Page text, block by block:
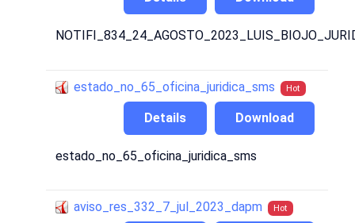
estado_no_65_oficina_juridica_sms Hot
Download
Details
estado_no_65_oficina_juridica_sms
aviso_res_332_7_jul_2023_dapm Hot